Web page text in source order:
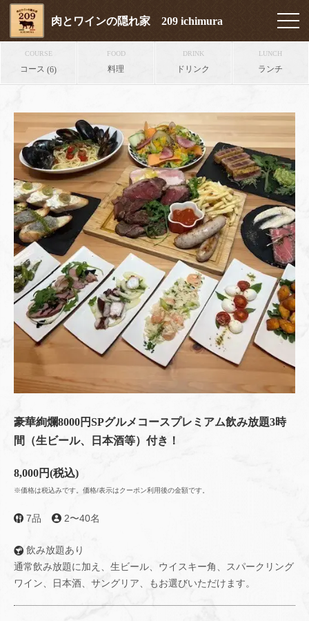
肉とワインの隠れ家 209 ichimura
COURSE
コース(6)
FOOD
料理
DRINK
ドリンク
LUNCH
ランチ
豪華絢爛8000円SPグルメコースプレミアム飲み放題3時
間（生ビール、日本酒等）付き！
8,000円(税込)
※価格は税込みです。価格/表示はクーポン利用後の金額です。
7品 2〜40名
飲み放題あり
通常飲み放題に加え、生ビール、ウイスキー角、スパークリング
ワイン、日本酒、サングリア、もお選びいただけます。